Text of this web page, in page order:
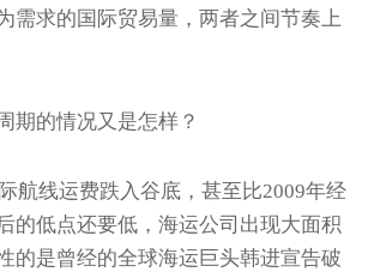
需求的国际贸易量，两者之间节奏上
期的情况又是怎样？
航线运费跌入谷底，甚至比2009年经
的低点还要低，海运公司出现大面积
的是曾经的全球海运巨头韩进宣告破